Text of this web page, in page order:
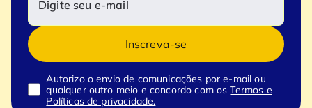
Inscreva-se
Autorizo o envio de comunicações por e-mail ou
qualquer outro meio e concordo com osTermos e
Políticas de privacidade.